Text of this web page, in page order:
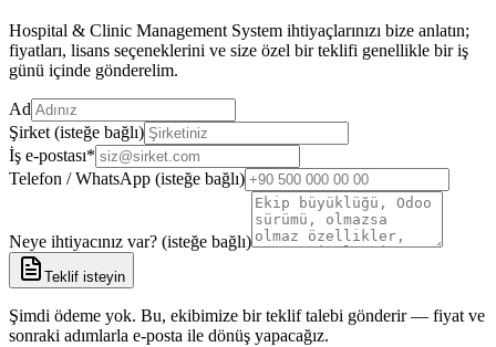
Hospital & Clinic Management System ihtiyaçlarınızı bize anlatın;
fiyatları, lisans seçeneklerini ve size özel bir teklifi genellikle bir iş
günü içinde gönderelim.
Ad
Şirket (isteğe bağlı)
İş e-postası*
Telefon / WhatsApp (isteğe bağlı)
Neye ihtiyacınız var? (isteğe bağlı)
Teklif isteyin
Şimdi ödeme yok. Bu, ekibimize bir teklif talebi gönderir — fiyat ve
sonraki adımlarla e-posta ile dönüş yapacağız.